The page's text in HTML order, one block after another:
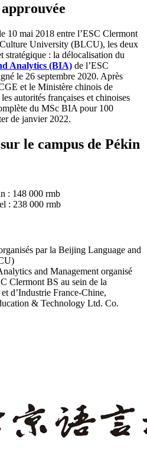
10 mai 2018 entre l’ESC Clermont
University (BLCU), les deux
stratégique : la délocalisation du
Analytics (BIA) de l’ESC
le 26 septembre 2020. Après
et le Ministère chinois de
autorités françaises et chinoises
du MSc BIA pour 100
de janvier 2022.
le campus de Pékin
: 148 000 rmb
: 238 000 rmb
par la Beijing Language and
and Management organisé
Clermont BS au sein de la
d’Industrie France-Chine,
& Technology Ltd. Co.